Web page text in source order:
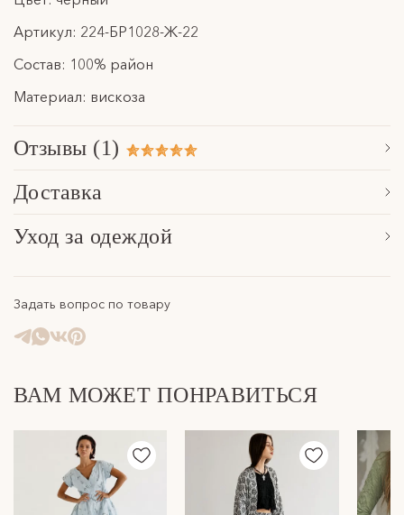
Артикул: 224-БР1028-Ж-22
Состав: 100% район
Материал: вискоза
Отзывы (1)
Сначала новые
Катя
10 апреля 2025
FREEDOMTAG
Катя, благодарим! Возвращайтесь за покупками❤️
Доставка
Обработка заказа, формирование посылки и последующая
передача в указанную службу доставки осуществляется в
Отправляем посылки курьерской компаний СДЭК.
Подробнее с условиями доставки можно ознакомиться в
разделе доставка.
Уход за одеждой
Задать вопрос по товару
ВАМ МОЖЕТ ПОНРАВИТЬСЯ